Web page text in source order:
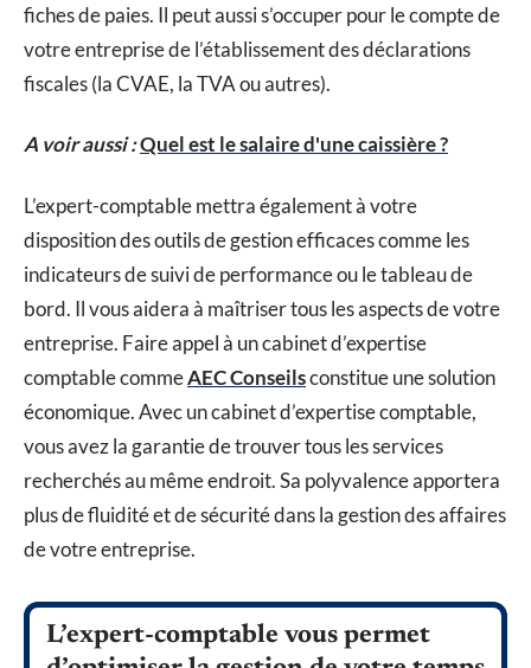
fiches de paies. Il peut aussi s’occuper pour le compte de
votre entreprise de l’établissement des déclarations
fiscales (la CVAE, la TVA ou autres).
A voir aussi :Quel est le salaire d'une caissière ?
L’expert-comptable mettra également à votre
disposition des outils de gestion efficaces comme les
indicateurs de suivi de performance ou le tableau de
bord. Il vous aidera à maîtriser tous les aspects de votre
entreprise. Faire appel à un cabinet d’expertise
comptable commeAEC Conseilsconstitue une solution
économique. Avec un cabinet d’expertise comptable,
vous avez la garantie de trouver tous les services
recherchés au même endroit. Sa polyvalence apportera
plus de fluidité et de sécurité dans la gestion des affaires
de votre entreprise.
L’expert-comptable vous permet